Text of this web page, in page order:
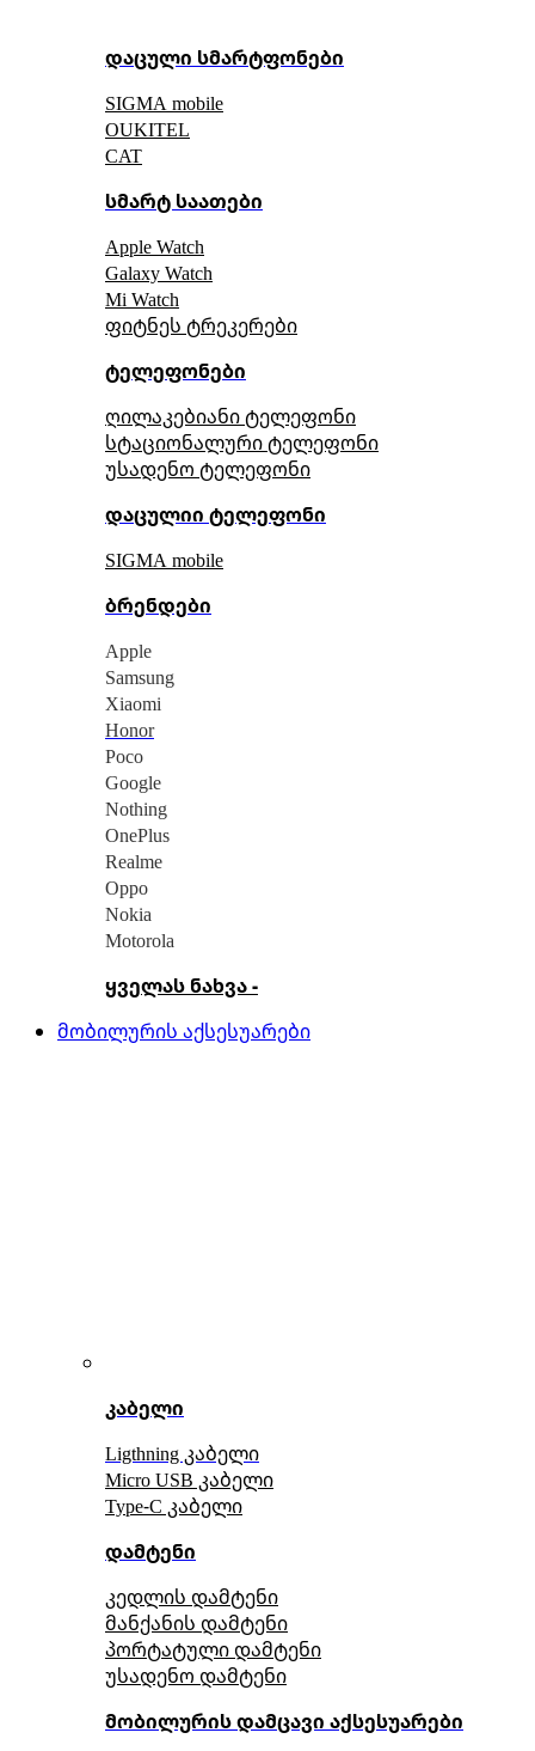
დაცული სმარტფონები
SIGMA mobile
OUKITEL
CAT
სმარტ საათები
Apple Watch
Galaxy Watch
Mi Watch
ფიტნეს ტრეკერები
ტელეფონები
ღილაკებიანი ტელეფონი
სტაციონალური ტელეფონი
უსადენო ტელეფონი
დაცულიი ტელეფონი
SIGMA mobile
ბრენდები
Apple
Samsung
Xiaomi
Honor
Poco
Google
Nothing
OnePlus
Realme
Oppo
Nokia
Motorola
ყველას ნახვა -
მობილურის აქსესუარები
კაბელი
Ligthning კაბელი
Micro USB კაბელი
Type-C კაბელი
დამტენი
კედლის დამტენი
მანქანის დამტენი
პორტატული დამტენი
უსადენო დამტენი
მობილურის დამცავი აქსესუარები